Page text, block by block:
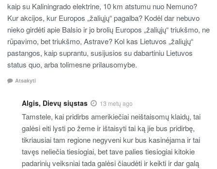
kaip su Kaliningrado elektrine, 10 km atstumu nuo Nemuno?
Kur akcijos, kur Europos „žaliųjų“ pagalba? Kodėl dar nebuvo
nieko girdėti apie Balsio ir jo brolių Europos „žaliųjų“ triukšmo, ne
rūpavimo, bet triukšmo, Astrave? Kol kas Lietuvos „žaliųjų“
pastangos, kaip suprantu, susijusios su dabartiniu Lietuvos
status quo, arba tolimesne prilausomybe.
Atsakyti
Algis, Dievų siųstas 13 metų ago
Tamstele, kai pridirbs amerikiečiai neištaisomų klaidų, tai
galėsi eiti lysti po žeme ir ištaisyti tai ką jie bus pridirbę,
tikriausiai tam regione negyveni kur bus kasinėjama ir tai
tavęs neliečia tiesiogiai, bet tave palies tiesiogiai kitokie
padarinių veiksniai tada galėsi čiaudėti ir keikti ir dar galą